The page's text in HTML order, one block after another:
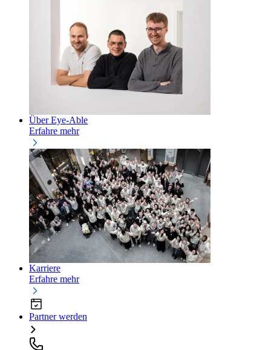
Über Eye-Able
Erfahre mehr
Karriere
Erfahre mehr
Partner werden